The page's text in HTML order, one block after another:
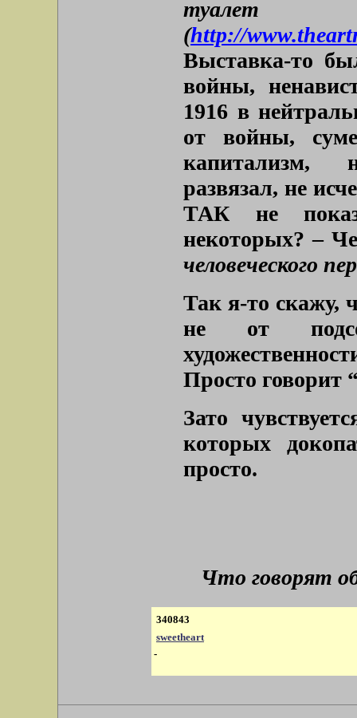
(http://
Выставка-то
войны,
1916 в
от войны,
капитализм,
развязал, не
ТАК не
некоторых? –
человеческого
Так я-то скажу,
не от
Просто говорит
Зато
которых
просто.
Что говорят
340843
sweetheart
-